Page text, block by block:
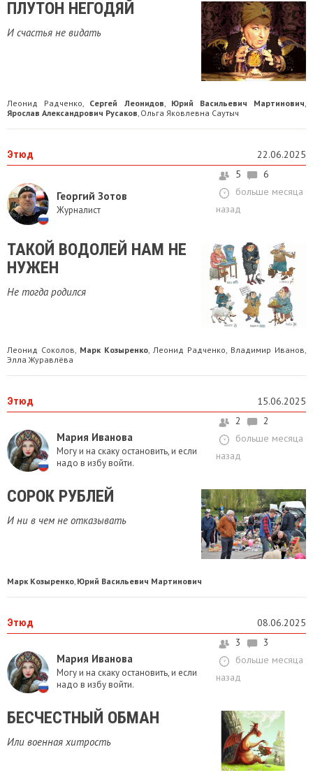
ПЛУТОН НЕГОДЯЙ
И счастья не видать
Леонид Радченко Сергей Леонидов Юрий Васильевич Мартинович
Ярослав Александрович Русаков Ольга Яковлевна Саутыч
Этюд 22.06.2025
Георгий Зотов
Журналист
5
6
больше месяца
назад
ТАКОЙ ВОДОЛЕЙ НАМ НЕ
НУЖЕН
Не тогда родился
Леонид Соколов, Марк Козыренко, Леонид Радченко, Владимир Иванов,
Элла Журавлёва
Этюд 15.06.2025
Мария Иванова
Могу и на скаку остановить, и если
надо в избу войти.
2
2
больше месяца
назад
СОРОК РУБЛЕЙ
И ни в чем не отказывать
Марк Козыренко, Юрий Васильевич Мартинович
Этюд 08.06.2025
Мария Иванова
Могу и на скаку остановить, и если
надо в избу войти.
3
3
больше месяца
назад
БЕСЧЕСТНЫЙ ОБМАН
Или военная хитрость